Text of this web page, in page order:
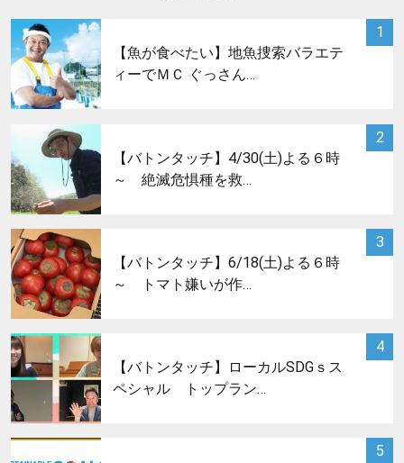
1
サムネイル
【魚が食べたい】地魚捜索バラエテ
ィーでＭＣ ぐっさん…
2
【バトンタッチ】4/30(土)よる６時
～ 絶滅危惧種を救…
3
【バトンタッチ】6/18(土)よる６時
～ トマト嫌いが作…
4
サムネイル
【バトンタッチ】ローカルSDGｓス
ペシャル トップラン…
5
サムネイル